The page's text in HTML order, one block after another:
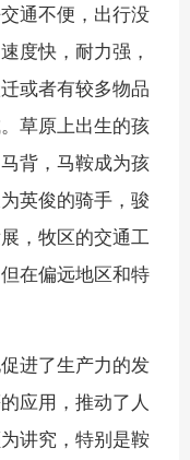
通不便，出行没
度快，耐力强，
或者有较多物品
草原上出生的孩
背，马鞍成为孩
英俊的骑手，骏
，牧区的交通工
在偏远地区和特
进了生产力的发
应用，推动了人
讲究，特别是鞍